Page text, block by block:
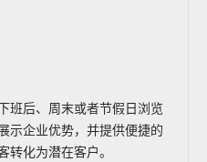
班后、周末或者节假日浏览
示企业优势，并提供便捷的
转化为潜在客户。